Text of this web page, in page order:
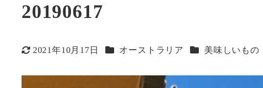
20190617
更新日
2021年10月17日 カテゴリー
オーストラリア カテゴリー
美味しいもの